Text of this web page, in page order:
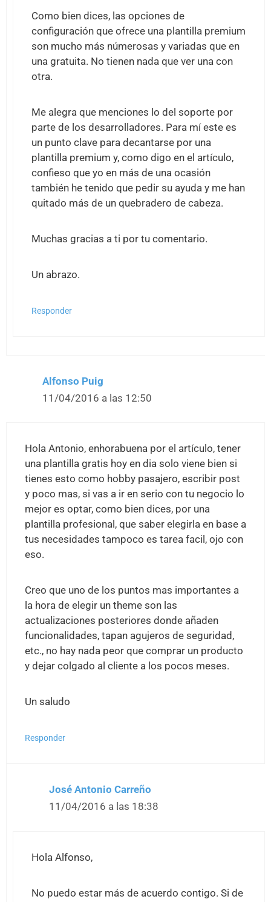
Como bien dices, las opciones de
configuración que ofrece una plantilla premium
son mucho más númerosas y variadas que en
una gratuita. No tienen nada que ver una con
otra.
Me alegra que menciones lo del soporte por
parte de los desarrolladores. Para mí este es
un punto clave para decantarse por una
plantilla premium y, como digo en el artículo,
confieso que yo en más de una ocasión
también he tenido que pedir su ayuda y me han
quitado más de un quebradero de cabeza.
Muchas gracias a ti por tu comentario.
Un abrazo.
Responder
Alfonso Puig
11/04/2016 a las 12:50
Hola Antonio, enhorabuena por el artículo, tener
una plantilla gratis hoy en dia solo viene bien si
tienes esto como hobby pasajero, escribir post
y poco mas, si vas a ir en serio con tu negocio lo
mejor es optar, como bien dices, por una
plantilla profesional, que saber elegirla en base a
tus necesidades tampoco es tarea facil, ojo con
eso.
Creo que uno de los puntos mas importantes a
la hora de elegir un theme son las
actualizaciones posteriores donde añaden
funcionalidades, tapan agujeros de seguridad,
etc., no hay nada peor que comprar un producto
y dejar colgado al cliente a los pocos meses.
Un saludo
Responder
José Antonio Carreño
11/04/2016 a las 18:38
Hola Alfonso,
No puedo estar más de acuerdo contigo. Si de